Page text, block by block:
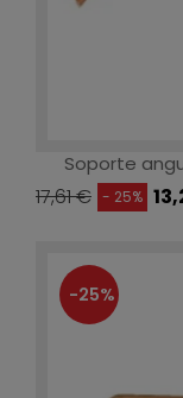
Soporte
17,61 € - 25%
-25%